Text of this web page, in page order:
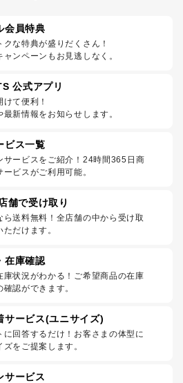
会員特典
クな特典が盛りだくさん！
ンペーンもお見逃しなく。
公式アプリ
て便利！
新情報をお知らせします。
ビス一覧
サービスをご紹介！24時間365日商
ビスがご利用可能。
舗で受け取り
ら送料無料！全店舗の中から受け取
だけます。
在庫確認
庫状況がわかる！ご希望商品の在庫
認ができます。
サービス(ユニサイズ)
に回答するだけ！お客さまの体型に
をご提案します。
サービス